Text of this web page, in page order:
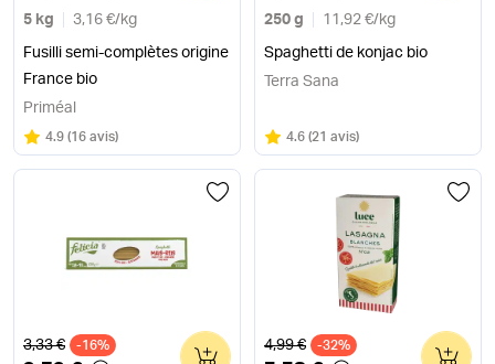
5 kg 3,16 €/ kg
Fusilli semi-complètes origine
France bio
Priméal
Note
4.9 sur 5
(16 avis)
250 g 11,92 €/ kg
Spaghetti de konjac bio
Terra Sana
Note
4.6 sur 5
(21 avis)
Ancien prix
3,33 € -16% 0 Ancien prix
4,99 € -32% 0